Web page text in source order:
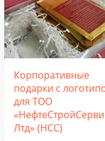
Корпоративные
подарки с
для ТОО
Лтд» (НСС)